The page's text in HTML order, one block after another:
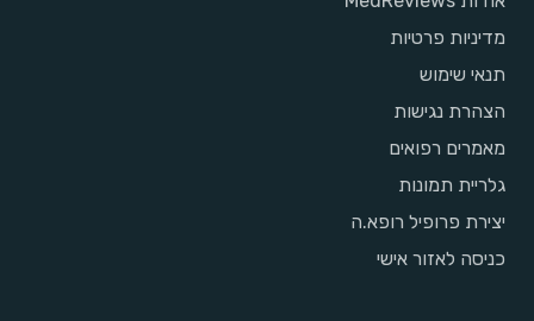
מדיניות פרטיות
תנאי שימוש
הצהרת נגישות
מאמרים רפואים
גלריית תמונות
יצירת פרופיל רופא.ה
כניסה לאזור אישי